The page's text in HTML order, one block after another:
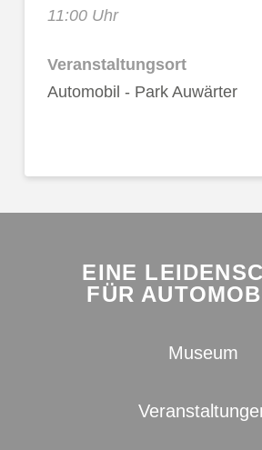
11:00 Uhr
Veranstaltungsort
Automobil - Park Auwärter
EINE
FÜR
Museum